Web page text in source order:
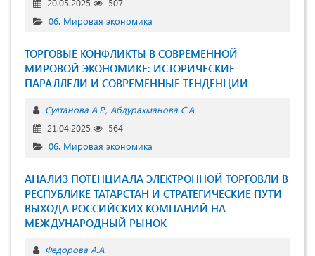
06. Мировая экономика
ТОРГОВЫЕ КОНФЛИКТЫ В СОВРЕМЕННОЙ
МИРОВОЙ ЭКОНОМИКЕ: ИСТОРИЧЕСКИЕ
ПАРАЛЛЕЛИ И СОВРЕМЕННЫЕ ТЕНДЕНЦИИ
Султанова А.Р. Абдурахманова С.А.
21.04.2025
564
06. Мировая экономика
АНАЛИЗ ПОТЕНЦИАЛА ЭЛЕКТРОННОЙ ТОРГОВЛИ В
РЕСПУБЛИКЕ ТАТАРСТАН И СТРАТЕГИЧЕСКИЕ ПУТИ
ВЫХОДА РОССИЙСКИХ КОМПАНИЙ НА
МЕЖДУНАРОДНЫЙ РЫНОК
Федорова А.А.